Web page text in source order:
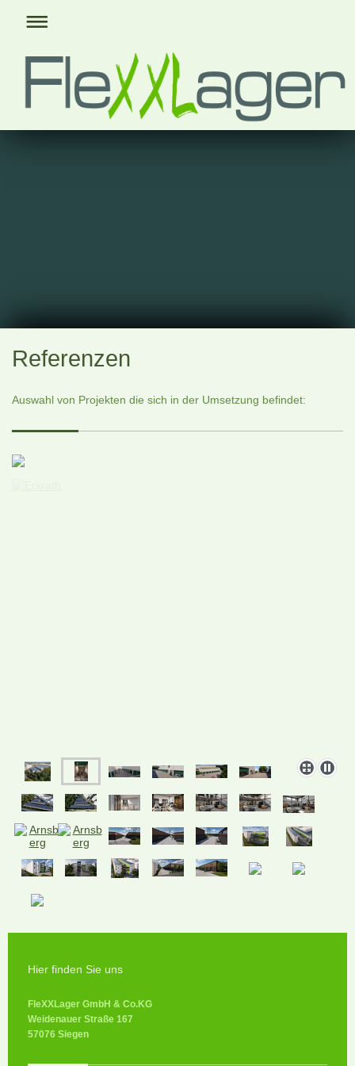
Referenzen
Auswahl von Projekten die sich in der Umsetzung befindet:
Hier finden Sie uns
FleXXLager GmbH & Co.KG
Weidenauer Straße 167
57076 Siegen